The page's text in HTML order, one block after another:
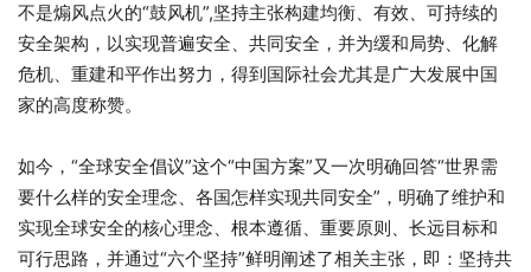
不是煽风点火的“鼓风机”,坚持主张构建均衡、有效、可持续的
安全架构，以实现普遍安全、共同安全，并为缓和局势、化解
危机、重建和平作出努力，得到国际社会尤其是广大发展中国
家的高度称赞。
如今，“全球安全倡议”这个“中国方案”又一次明确回答“世界需
要什么样的安全理念、各国怎样实现共同安全”，明确了维护和
实现全球安全的核心理念、根本遵循、重要原则、长远目标和
可行思路，并通过“六个坚持”鲜明阐述了相关主张，即：坚持共